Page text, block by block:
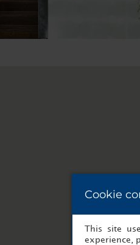
Cookie
This site
experience,